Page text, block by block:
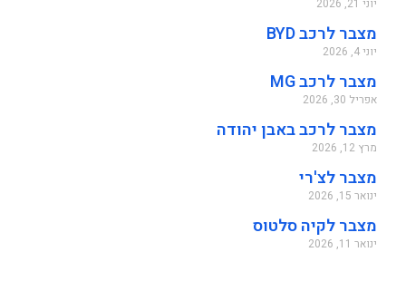
יוני 21, 2026
מצבר לרכב BYD
יוני 4, 2026
מצבר לרכב MG
אפריל 30, 2026
מצבר לרכב באבן יהודה
מרץ 12, 2026
מצבר לצ'רי
ינואר 15, 2026
מצבר לקיה סלטוס
ינואר 11, 2026